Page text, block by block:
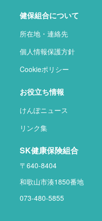
健保組合について
所在地・連絡先
個人情報保護方針
Cookieポリシー
お役立ち情報
けんぽニュース
リンク集
SK健康保険組合
〒640-8404
和歌山市湊1850番地
073-480-5855